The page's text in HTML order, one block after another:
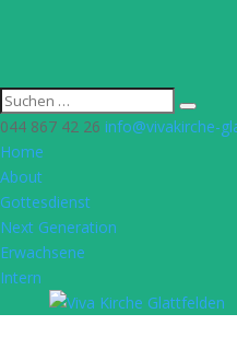
044 867 42 26 info@vivakirche-
Home
About
Gottesdienst
Next Generation
Erwachsene
Intern